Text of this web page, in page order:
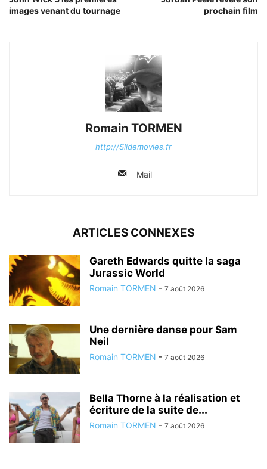
images venant du tournage
prochain film
Romain TORMEN
http://Slidemovies.fr
Mail
ARTICLES CONNEXES
Gareth Edwards quitte la saga
Jurassic World
Romain TORMEN - 7 août 2026
Une dernière danse pour Sam
Neil
Romain TORMEN - 7 août 2026
Bella Thorne à la réalisation et
écriture de la suite de...
Romain TORMEN - 7 août 2026